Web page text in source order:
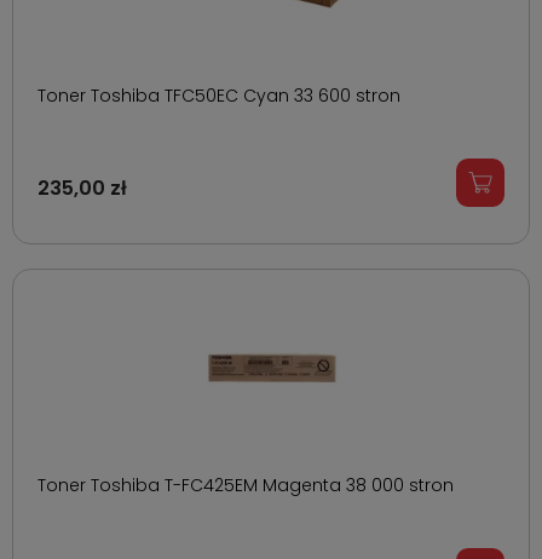
Toner Toshiba TFC50EC Cyan 33 600 stron
235,00 zł
Toner Toshiba T-FC425EM Magenta 38 000 stron